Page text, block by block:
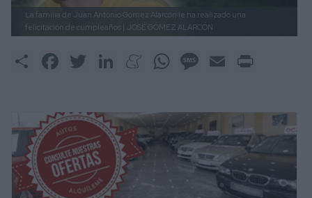
La familia de Juan Antonio Gómez Alarcón le ha realizado una
felicitación de cumpleaños | JOSÉ GÓMEZ ALARCÓN
Share FacebookTwitter LinkedInMeneameWhatsAppMessage
Email